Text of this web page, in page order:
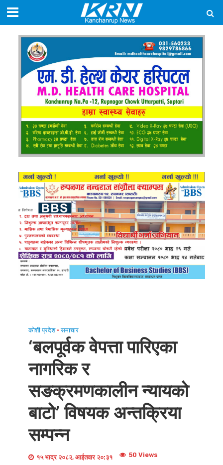
कोशी प्रदेश • समाचार
‘बलपूर्वक वेपत्ता पारिएका
नागरिक र
सङक्रमणकालीन न्यायको
बाटो’ विषयक अन्तक्रिया
सम्पन्न
१५ भाद्र २०८२, आईतवार २०:३१ 50 Views